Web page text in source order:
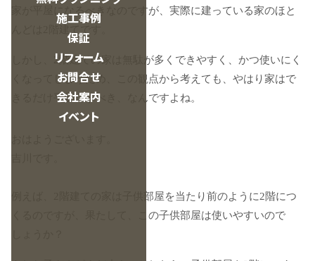
施工事例
保証
リフォーム
お問合せ
会社案内
イベント
家が平屋になるべきなのですが、実際に建っている家のほと
しかし、2階建ての家は無駄が多くできやすく、かつ使いにく
くなってしまうため、この観点から考えても、やはり家はで
きるだけ平屋にすべき、なんですよね。
例えば、2階建ての家は子供部屋を当たり前のように2階につ
くるのですが、果たして、この子供部屋は使いやすいので